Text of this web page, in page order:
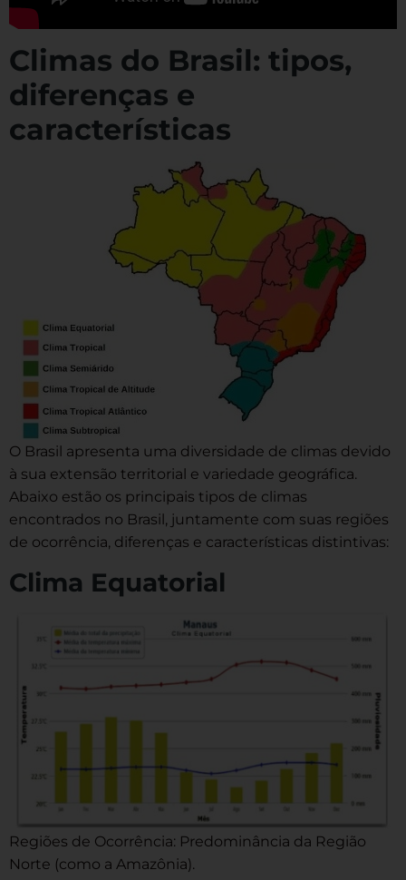
Climas do Brasil: tipos,
diferenças e
características
O Brasil apresenta uma diversidade de climas devido
à sua extensão territorial e variedade geográfica.
Abaixo estão os principais tipos de climas
encontrados no Brasil, juntamente com suas regiões
de ocorrência, diferenças e características distintivas:
Clima Equatorial
Regiões de Ocorrência: Predominância da Região
Norte (como a Amazônia).